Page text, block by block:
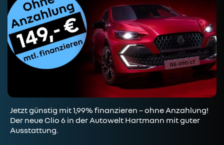
Jetzt günstig mit 1,99% finanzieren – ohne Anzahlung!
Der neue Clio 6 in der Autowelt Hartmann mit guter
Ausstattung.